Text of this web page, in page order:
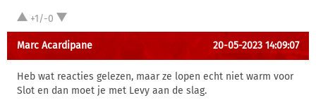
+1/-0
Marc Acardipane 20-05-2023 14:09:07
Heb wat reacties gelezen, maar ze lopen echt niet warm voor
Slot en dan moet je met Levy aan de slag.